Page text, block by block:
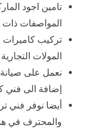
تامين اجود
المواصفات ذات
تركيب كاميرات
المولات
نعمل على صيانة
إضافة الى فني
أيضا نوفر فني
والمحترف في